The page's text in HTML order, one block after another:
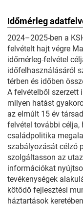
Időmérleg
2024–2025-ben a
felvételt hajt végre
időmérleg-felvétel
időfelhasználásáról
térben és időben
A felvételből szerzett
milyen hatást
az elmúlt 15 év
felvétel további célja,
családpolitika
szabályozását célzó
szolgáltasson az
információkat
tevékenységek
kötődő fejlesztési
háztartások